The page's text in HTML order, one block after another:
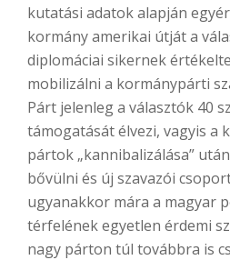
kutatási adatok alapján
kormány amerikai útját a
diplomáciai sikernek
mobilizálni a kormánypárti
Párt jelenleg a választók 40
támogatását élvezi, vagyis a
pártok „kannibalizálása”
bővülni és új szavazói
ugyanakkor mára a magyar
térfelének egyetlen érdemi
nagy párton túl továbbra is